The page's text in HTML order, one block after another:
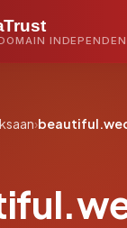
INDEPENDEN
›